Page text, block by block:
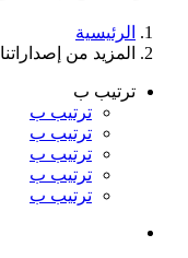
الرئيسية
المزيد من إصداراتنا
ترتيب ب
ترتيب ب
ترتيب ب
ترتيب ب
ترتيب ب
ترتيب ب